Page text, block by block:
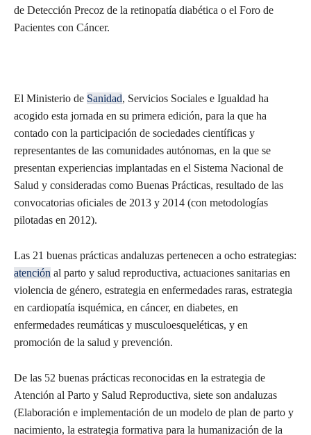
de Detección Precoz de la retinopatía diabética o el Foro de
Pacientes con Cáncer.
El Ministerio de Sanidad, Servicios Sociales e Igualdad ha
acogido esta jornada en su primera edición, para la que ha
contado con la participación de sociedades científicas y
representantes de las comunidades autónomas, en la que se
presentan experiencias implantadas en el Sistema Nacional de
Salud y consideradas como Buenas Prácticas, resultado de las
convocatorias oficiales de 2013 y 2014 (con metodologías
pilotadas en 2012).
Las 21 buenas prácticas andaluzas pertenecen a ocho estrategias:
atención al parto y salud reproductiva, actuaciones sanitarias en
violencia de género, estrategia en enfermedades raras, estrategia
en cardiopatía isquémica, en cáncer, en diabetes, en
enfermedades reumáticas y musculoesqueléticas, y en
promoción de la salud y prevención.
De las 52 buenas prácticas reconocidas en la estrategia de
Atención al Parto y Salud Reproductiva, siete son andaluzas
(Elaboración e implementación de un modelo de plan de parto y
nacimiento, la estrategia formativa para la humanización de la